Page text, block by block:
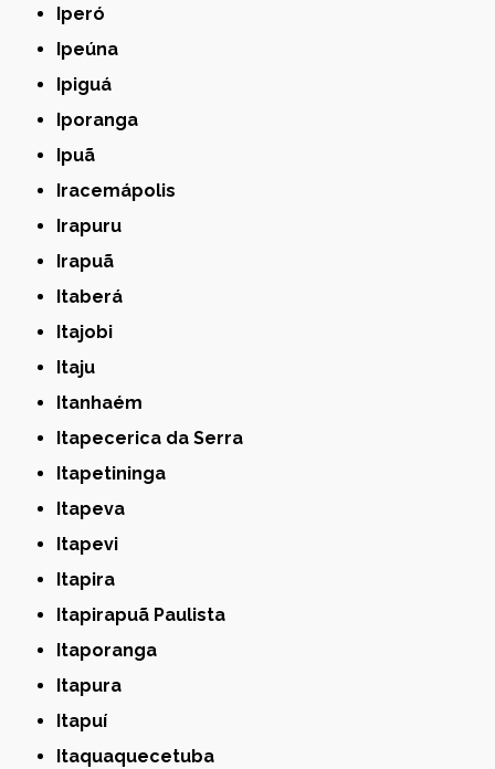
Iperó
Ipeúna
Ipiguá
Iporanga
Ipuã
Iracemápolis
Irapuru
Irapuã
Itaberá
Itajobi
Itaju
Itanhaém
Itapecerica da Serra
Itapetininga
Itapeva
Itapevi
Itapira
Itapirapuã Paulista
Itaporanga
Itapura
Itapuí
Itaquaquecetuba